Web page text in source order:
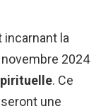
incarnant la
2024
. Ce
une